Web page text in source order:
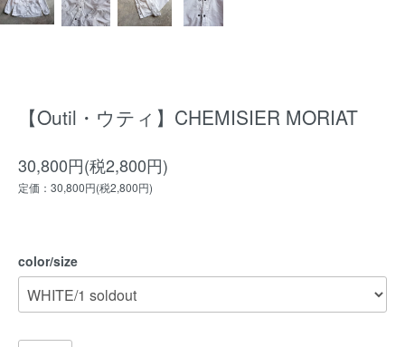
【Outil・ウティ】CHEMISIER MORIAT
30,800円(税2,800円)
定価：30,800円(税2,800円)
color/size